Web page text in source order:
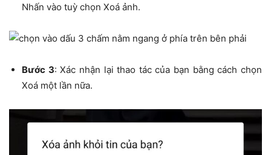
Nhấn vào tuỳ chọn Xoá ảnh.
Bước 3: Xác nhận lại thao tác của bạn bằng cách chọn
Xoá một lần nữa.